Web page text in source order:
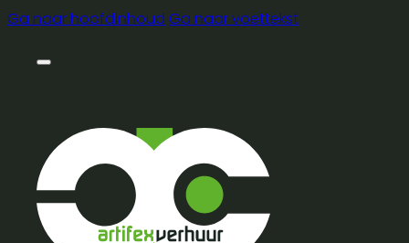
Ga naar hoofdinhoud Ga naar voettekst